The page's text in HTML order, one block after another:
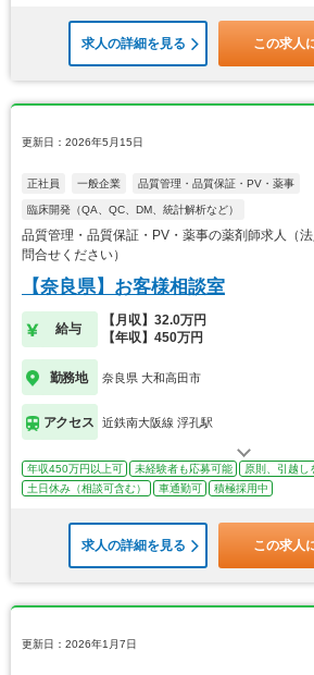
求人の詳細を見る この求人
更新日：2026年5月15日
正社員 一般企業 品質管理・品質保証・PV・薬事
臨床開発（QA、QC、DM、統計解析など）
品質管理・品質保証・PV・薬事の薬剤師求人
問合せください）
【奈良県】お客様相談室
給与
【月収】32.0万円
【年収】450万円
勤務地 奈良県 大和高田市
アクセス 近鉄南大阪線 浮孔駅
年収450万円以上可 未経験者も応募可能
原則、引越し
土日休み（相談可含む）
車通勤可 積極採用中
求人の詳細を見る この求人
更新日：2026年1月7日